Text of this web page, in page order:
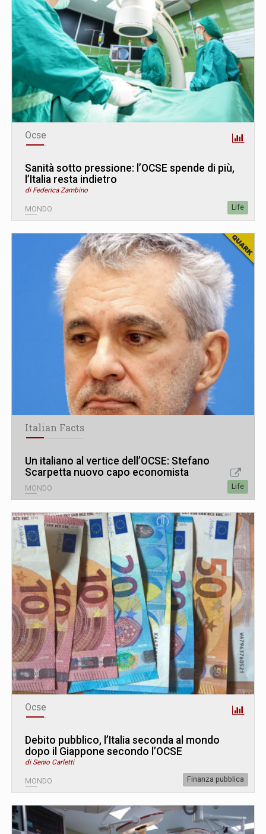
Ocse
Sanità sotto pressione: l’OCSE spende di più,
l’Italia resta indietro
di Federica Zambino
MONDO Life
Italian Facts
Un italiano al vertice dell’OCSE: Stefano
Scarpetta nuovo capo economista
MONDO Life
Ocse
Debito pubblico, l’Italia seconda al mondo
dopo il Giappone secondo l’OCSE
di Senio Carletti
MONDO Finanza pubblica